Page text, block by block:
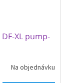
XL pump-
Na objednávku